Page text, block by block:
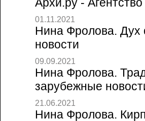
01.11.2021
Нина Фролова. Дух
новости
09.09.2021
Нина Фролова.
зарубежные
21.06.2021
Нина Фролова.